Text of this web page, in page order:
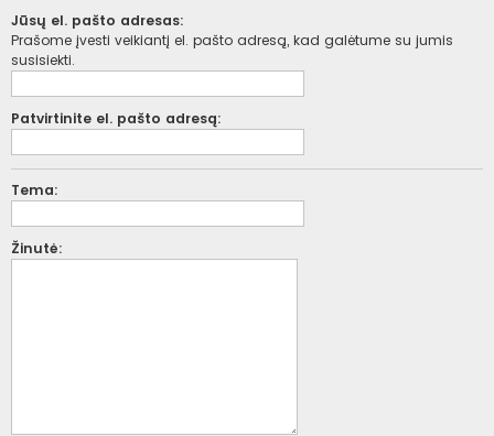
Jūsų el. pašto adresas:
Prašome įvesti veikiantį el. pašto adresą, kad galėtume su jumis
susisiekti.
Patvirtinite el. pašto adresą:
Tema:
Žinutė: